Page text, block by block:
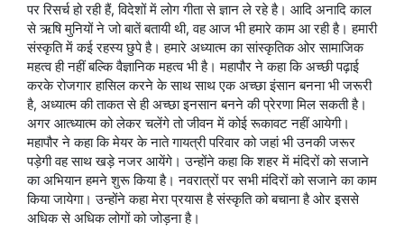
पर रिसर्च हो रही हैं, विदेशों में लोग गीता से ज्ञान ले रहे है। आदि अनादि काल
से ऋषि मुनियों ने जो बातें बतायी थी, वह आज भी हमारे काम आ रही है। हमारी
संस्कृति में कई रहस्य छुपे है। हमारे अध्यात्म का सांस्कृतिक ओर सामाजिक
महत्व ही नहीं बल्कि वैज्ञानिक महत्व भी है। महापौर ने कहा कि अच्छी पढ़ाई
करके रोजगार हासिल करने के साथ साथ एक अच्छा इंसान बनना भी जरूरी
है, अध्यात्म की ताकत से ही अच्छा इनसान बनने की प्रेरणा मिल सकती है।
अगर आत्ध्यात्म को लेकर चलेंगे तो जीवन में कोई रूकावट नहीं आयेगी।
महापौर ने कहा कि मेयर के नाते गायत्री परिवार को जहां भी उनकी जरूर
पड़ेगी वह साथ खड़े नजर आयेंगे। उन्होंने कहा कि शहर में मंदिरों को सजाने
का अभियान हमने शुरू किया है। नवरात्रों पर सभी मंदिरों को सजाने का काम
किया जायेगा। उन्होंने कहा मेरा प्रयास है संस्कृति को बचाना है ओर इससे
अधिक से अधिक लोगों को जोड़ना है।